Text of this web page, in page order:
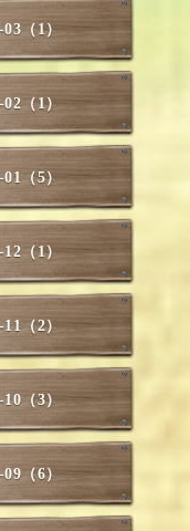
03（1）
02（1）
01（5）
12（1）
11（2）
10（3）
09（6）